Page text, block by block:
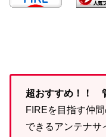
超おすすめ！！
FIREを目指す仲
できるアンテナサ